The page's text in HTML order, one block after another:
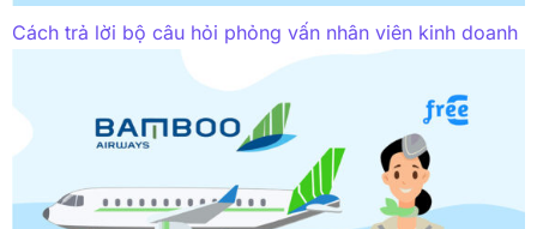
Cách trả lời bộ câu hỏi phỏng vấn nhân viên kinh doanh